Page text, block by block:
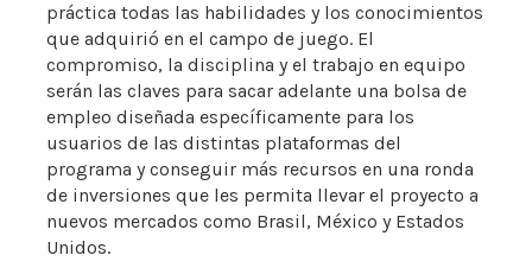
práctica todas las habilidades y los conocimientos
que adquirió en el campo de juego. El
compromiso, la disciplina y el trabajo en equipo
serán las claves para sacar adelante una bolsa de
empleo diseñada específicamente para los
usuarios de las distintas plataformas del
programa y conseguir más recursos en una ronda
de inversiones que les permita llevar el proyecto a
nuevos mercados como Brasil, México y Estados
Unidos.